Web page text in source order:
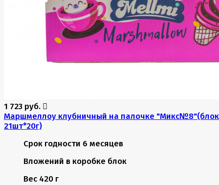
1 723 руб.
Маршмеллоу клубничный на палочке "Микс№8"(блок
21шт*20г)
Срок годности 6 месяцев
Вложений в коробке блок
Вес 420 г